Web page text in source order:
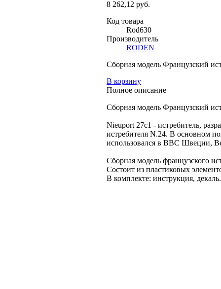
8 262,12 руб.
Код товара
Rod630
Производитель
RODEN
Сборная модель Французский
В корзину
Полное описание
Сборная модель Французский
Nieuport 27c1 - истребитель,
истребителя N.24. В основном
использовался в ВВС Швеции,
Сборная модель французского
Состоит из пластиковых
В комплекте: инструкция, декаль.